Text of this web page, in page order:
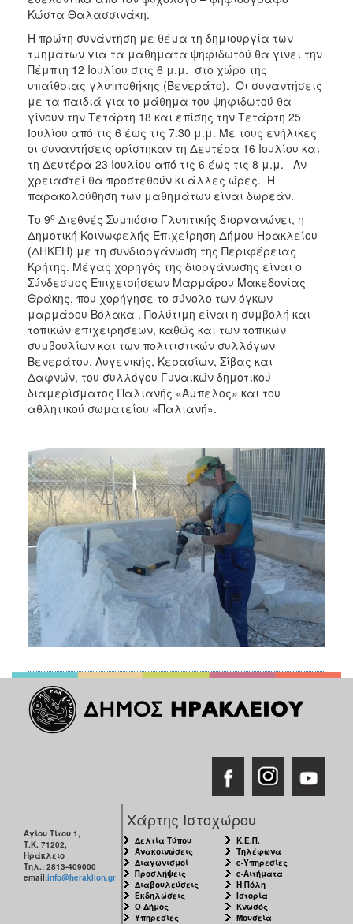
Κώστα Θαλασσινάκη.
Η πρώτη συνάντηση με θέμα τη δημιουργία των
τμημάτων για τα μαθήματα ψηφιδωτού θα γίνει την
Πέμπτη 12 Ιουλίου στις 6 μ.μ. στο χώρο της
υπαίθριας γλυπτοθήκης (Βενεράτο). Οι συναντήσεις
με τα παιδιά για το μάθημα του ψηφιδωτού θα
γίνουν την Τετάρτη 18 και επίσης την Τετάρτη 25
Ιουλίου από τις 6 έως τις 7.30 μ.μ. Με τους ενήλικες
οι συναντήσεις ορίστηκαν τη Δευτέρα 16 Ιουλίου και
τη Δευτέρα 23 Ιουλίου από τις 6 έως τις 8 μ.μ. Αν
χρειαστεί θα προστεθούν κι άλλες ώρες. Η
παρακολούθηση των μαθημάτων είναι δωρεάν.
Το 9ο Διεθνές Συμπόσιο Γλυπτικής διοργανώνει, η
Δημοτική Κοινωφελής Επιχείρηση Δήμου Ηρακλείου
(ΔΗΚΕΗ) με τη συνδιοργάνωση της Περιφέρειας
Κρήτης. Μέγας χορηγός της διοργάνωσης είναι ο
Σύνδεσμος Επιχειρήσεων Μαρμάρου Μακεδονίας
Θράκης, που χορήγησε το σύνολο των όγκων
μαρμάρου Βόλακα . Πολύτιμη είναι η συμβολή και
τοπικών επιχειρήσεων, καθώς και των τοπικών
συμβουλίων και των πολιτιστικών συλλόγων
Βενεράτου, Αυγενικής, Κερασίων, Σίβας και
Δαφνών, του συλλόγου Γυναικών δημοτικού
διαμερίσματος Παλιανής «Άμπελος» και του
αθλητικού σωματείου «Παλιανή».
Αγίου Τίτου 1,
Τ.Κ. 71202,
Ηράκλειο
Τηλ.: 2813-409000
email:info@heraklion.gr
Χάρτης Ιστοχώρου
Δελτία Τύπου
Ανακοινώσεις
Διαγωνισμοί
Προσλήψεις
Διαβουλεύσεις
Εκδηλώσεις
Ο Δήμος
Υπηρεσίες
Κ.Ε.Π.
Τηλέφωνα
e-Υπηρεσίες
e-Αιτήματα
Η Πόλη
Ιστορία
Κνωσός
Μουσεία